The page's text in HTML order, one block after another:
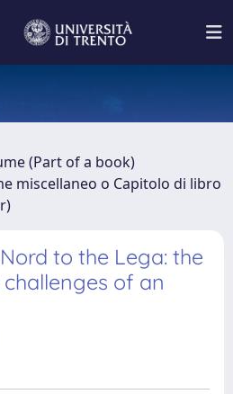
(Part of a book)
miscellaneo o Capitolo di libro
to the Lega: the
of an